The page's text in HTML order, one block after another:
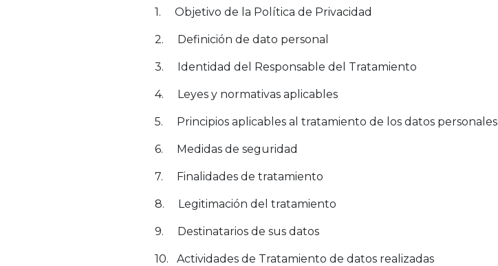
1. Objetivo de la Política de Privacidad
2. Definición de dato personal
3. Identidad del Responsable del Tratamiento
4. Leyes y normativas aplicables
5. Principios aplicables al tratamiento de los datos personales
6. Medidas de seguridad
7. Finalidades de tratamiento
8. Legitimación del tratamiento
9. Destinatarios de sus datos
10. Actividades de Tratamiento de datos realizadas